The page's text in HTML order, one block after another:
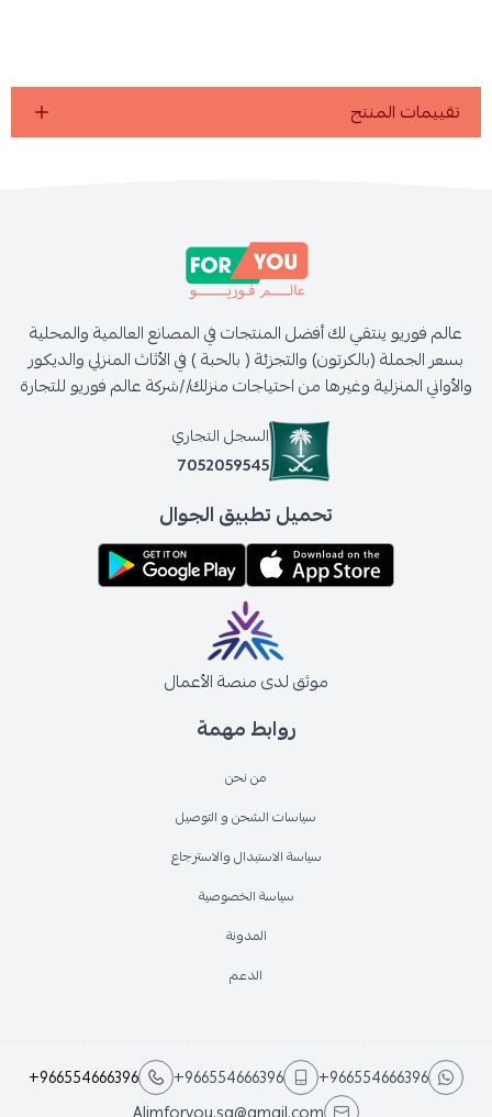
تقييمات المنتج
روابط مهمة
من نحن
سياسات الشحن و التوصيل
سياسة الاستبدال والاسترجاع
سياسة الخصوصية
المدونة
الدعم
عالم فوريو ينتقي لك أفضل المنتجات في المصانع العالمية والمحلية
بسعر الجملة (بالكرتون) والتجزئة ( بالحبة ) في الأثاث المنزلي والديكور
والأواني المنزلية وغيرها من احتياجات منزلك//شركة عالم فوريو للتجارة
السجل التجاري
7052059545
تحميل تطبيق الجوال
موثق لدى منصة الأعمال
+966554666396
+966554666396
+966554666396